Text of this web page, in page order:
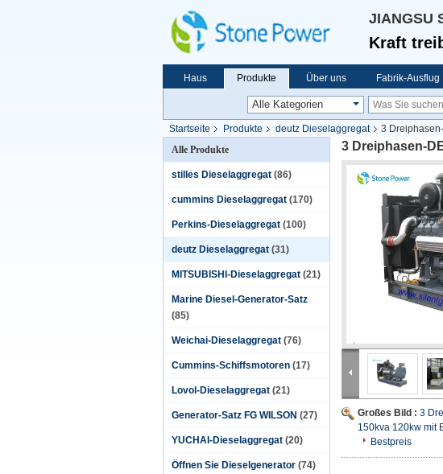
JIANGSU
Kraft
Haus Produkte Über uns Fabrik-Ausflug
Startseite Produkte deutz Dieselaggregat
3
Alle Produkte
stilles Dieselaggregat (86)
cummins Dieselaggregat (170)
Perkins-Dieselaggregat (100)
deutz Dieselaggregat (31)
MITSUBISHI-Dieselaggregat (21)
Marine Diesel-Generator-Satz
(85)
Weichai-Dieselaggregat (76)
Cummins-Schiffsmotoren (17)
Lovol-Dieselaggregat (21)
Generator-Satz FG WILSON (27)
YUCHAI-Dieselaggregat (20)
Öffnen Sie Dieselgenerator (74)
3 Dreiphasen-
Großes Bild : 3
150kva 120kw mit
Bestpreis